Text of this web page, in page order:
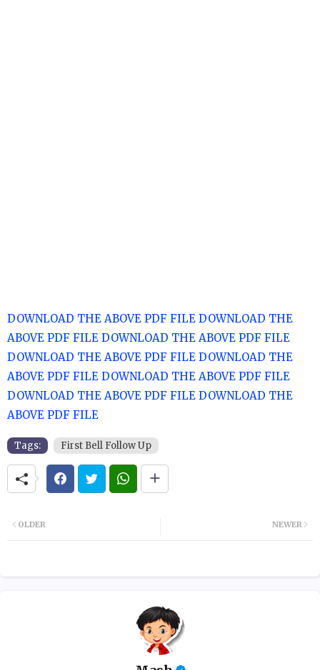
DOWNLOAD THE ABOVE PDF FILE DOWNLOAD THE
ABOVE PDF FILE DOWNLOAD THE ABOVE PDF FILE
DOWNLOAD THE ABOVE PDF FILE DOWNLOAD THE
ABOVE PDF FILE DOWNLOAD THE ABOVE PDF FILE
DOWNLOAD THE ABOVE PDF FILE DOWNLOAD THE
ABOVE PDF FILE
Tags: First Bell Follow Up
NEWER
OLDER